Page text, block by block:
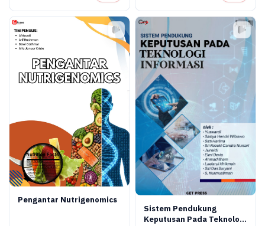
Pengantar Nutrigenomics
Sistem Pendukung
Keputusan Pada Teknologi